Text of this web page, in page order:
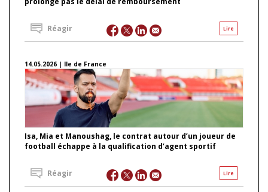
Lire
Réagir
14.05.2026 | Ile de France
Isa, Mia et Manoushag, le contrat autour d’un joueur de
football échappe à la qualification d’agent sportif
Lire
Réagir